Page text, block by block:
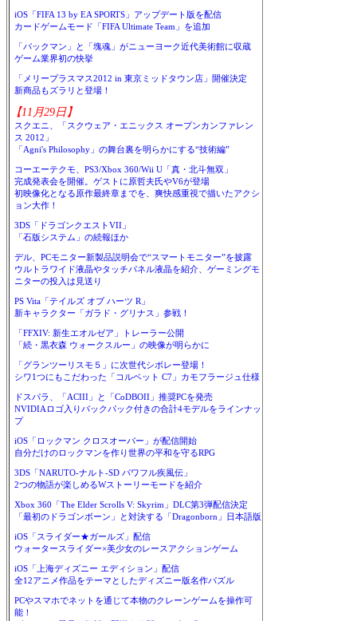
iOS「FIFA 13 by EA SPORTS」アップデート版を配信
カードゲームモード「FIFA Ultimate Team」を追加
「パックマン」と「塊魂」がニューヨーク近代美術館に収蔵
ゲーム業界初の快挙
「メリープラスマス2012 in 東京ミッドタウン店」開催決定
新商品もズラリと登場！
【11月29日】
スクエニ、「スクウェア・エニックス オープンカンファレン
ス 2012」
「Agni's Philosophy」の舞台裏を明らかにする“技術編”
コーエーテクモ、PS3/Xbox 360/Wii U「真・北斗無双」
完成発表会を開催。ゲストに原哲夫氏やV6が登場
初映像化となる原作最終章までを、爽快感重視で描いたアクシ
ョン大作！
3DS「ドラゴンクエストVII」
「石版システム」の続報ほか
デル、PCモニター新製品説明会で“スマートモニター”を披露
ウルトラワイド液晶やタッチパネル液晶を紹介、ゲーミングモ
ニターの投入は見送り
PS Vita「テイルズ オブ ハーツ R」
新キャラクター「ガラド・グリナス」参戦！
「FFXIV: 新生エオルゼア」トレーラー公開
「続・黒衣森 ウォークスルー」の映像が明らかに
「グランツーリスモ５」に次世代シボレー登場！
シワ1つにもこだわった「コルベット C7」カモフラージュ仕様
ドスパラ、「ACIII」と「CoDBOII」推奨PCを発売
NVIDIAロゴ入りバックパック付きの合計4モデルをラインナッ
プ
iOS「ロックマン クロスオーバー」が配信開始
自分だけのロックマンを作り世界の平和を守るRPG
3DS「NARUTO-ナルト-SD パワフル疾風伝」
2つの物語が楽しめるWストーリーモードを紹介
Xbox 360「The Elder Scrolls V: Skyrim」DLC第3弾配信決定
「最初のドラゴンボーン」と対決する「Dragonborn」日本語版
iOS「スライダー★ガールズ」配信
ウォータースライダー×美少女のレースアクションゲーム
iOS「上海ディズニー エディション」配信
全12アニメ作品をテーマとしたディズニー版名作パズル
PCやスマホでネットを通じて本物のクレーンゲームを操作可
能！